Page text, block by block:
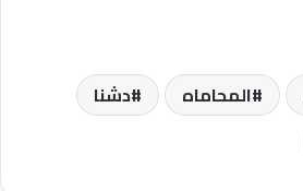
المحاماه
دشنا